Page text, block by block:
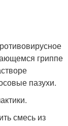
гриппе
пазухи.
смесь из